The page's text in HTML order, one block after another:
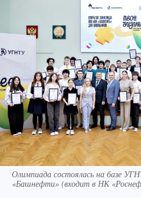
Олимпиада состоялась на базе
«Башнефти» (входит в НК